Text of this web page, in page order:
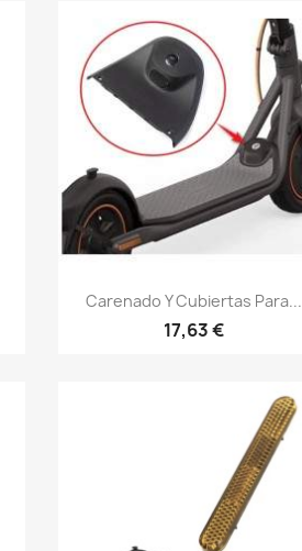
Vista rápida
Carenado Y Cubiertas Para...
17,63 €